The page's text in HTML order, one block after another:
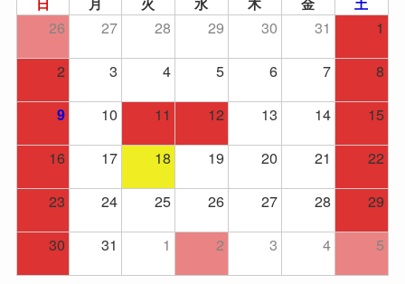
26 27 28 29 30 31
1
2
3 4 5 6 7 8
9 10 11 12 13 14
15
16
17 18 19 20 21
22
23
24 25 26 27 28
29
30
31 1 2 3 4 5